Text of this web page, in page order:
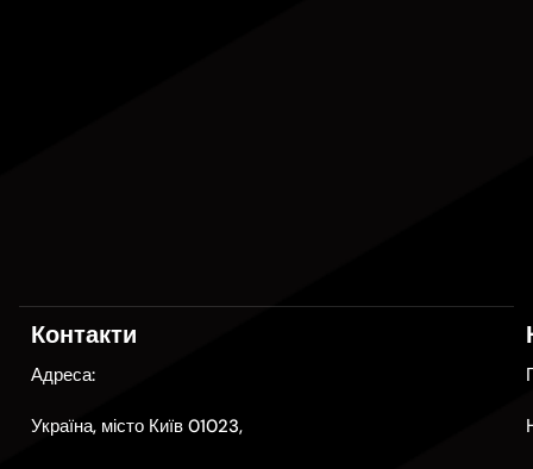
Контакти
Адреса:
Україна, місто Київ 01023,